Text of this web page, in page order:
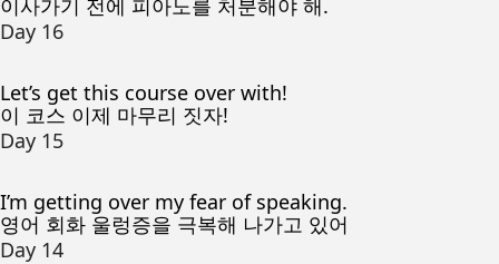
이사가기 전에 피아노를 처분해야 해.
Day 16
Let’s get this course over with!
이 코스 이제 마무리 짓자!
Day 15
I’m getting over my fear of speaking.
영어 회화 울렁증을 극복해 나가고 있어
Day 14